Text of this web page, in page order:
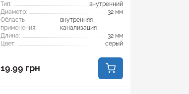
Тип:
внутренний
Диаметр:
32 мм
Область
применения:
внутренняя
канализация
Длина:
32 мм
Цвет:
серый
19.99 грн